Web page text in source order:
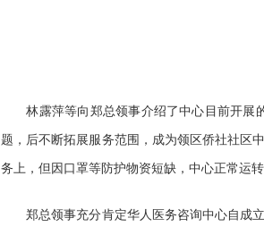
林露萍等向郑总领事介绍了中心目前开展
题，后不断拓展服务范围，成为领区侨社社区
务上，但因口罩等防护物资短缺，中心正常运转
郑总领事充分肯定华人医务咨询中心自成